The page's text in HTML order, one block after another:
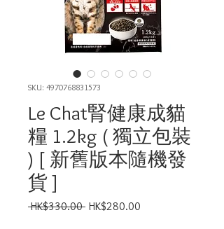
SKU: 4970768831573
Le Chat腎健康成貓
糧 1.2kg ( 獨立包裝
) [ 新舊版本隨機發
貨 ]
HK$330.00 Regular
HK$280.00